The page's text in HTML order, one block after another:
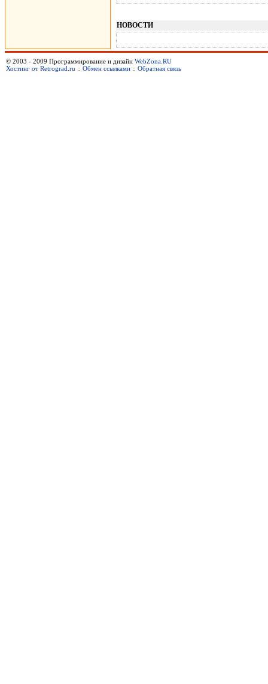
НОВОСТИ
© 2003 - 2009 Программирование и дизайн WebZona.RU
Хостинг от Retrograd.ru :: Обмен ссылками :: Обратная связь